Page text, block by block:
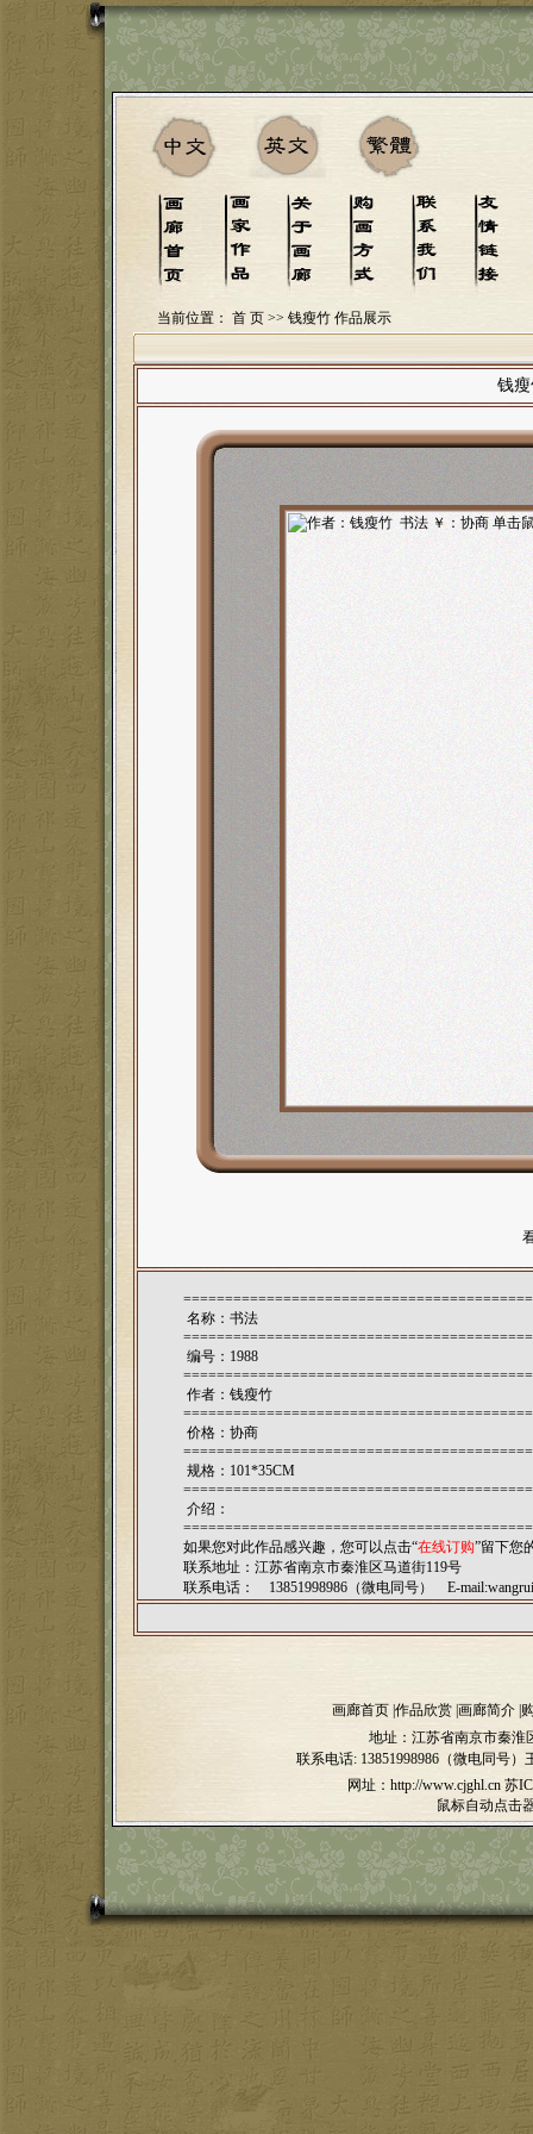
当前位置： 首 页>> 钱瘦竹 作品展示
钱
名称：书法
编号：1988
作者： 钱瘦竹
价格：协商
规格：101*35CM
介绍：
如果您对此作品感兴趣，您可以点击“在线订购”留下您
联系地址：江苏省南京市秦淮区马道街119号
联系电话： 13851998986（微电同号） E-mail:
画廊首页 作品欣赏 画廊简介
地址：江苏省南京市秦淮
联系电话: 13851998986（微电同号）
网址：http://www.cjghl.cn 苏
鼠标自动点击